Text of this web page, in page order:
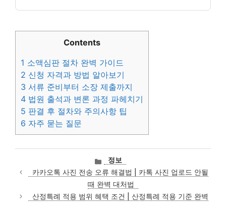
Contents
1 소액심판 절차 완벽 가이드
2 신청 자격과 방법 알아보기
3 서류 준비부터 소장 제출까지
4 법원 출석과 변론 과정 파헤치기
5 판결 후 절차와 주의사항 팁
6 자주 묻는 질문
카
테
고
리
정보
카카오톡 사진 전송 오류 해결법 | 카톡 사진 업로드 안될
때 완벽 대처법
산정특례 적용 범위 혜택 조건 | 산정특례 적용 기준 완벽